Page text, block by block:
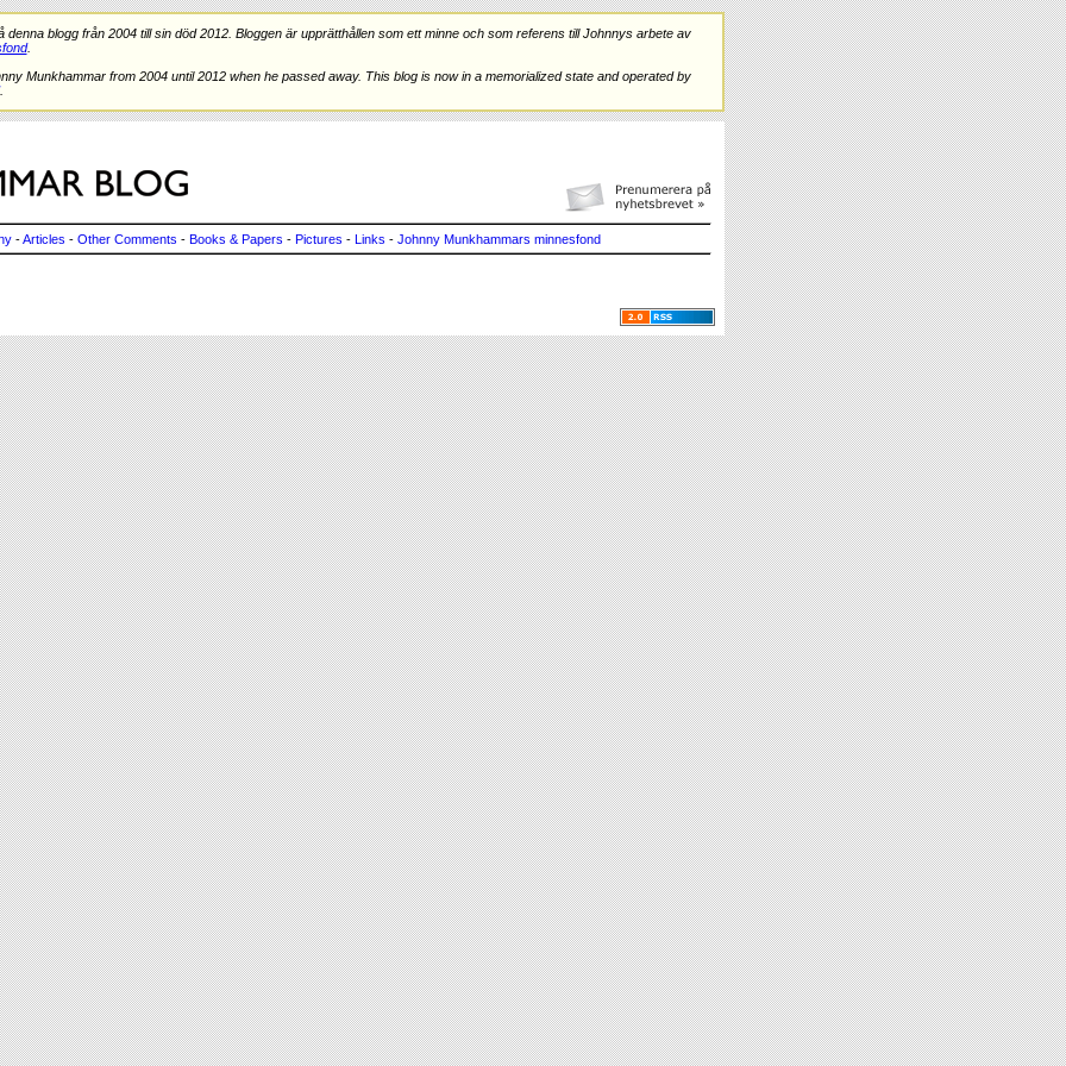
blogg från 2004 till sin död 2012. Bloggen är upprätthållen som ett minne och som referens till Johnnys arbete av
.
Munkhammar from 2004 until 2012 when he passed away. This blog is now in a memorialized state and operated by
.
-Articles - Other Comments - Books & Papers - Pictures - Links - Johnny Munkhammars minnesfond